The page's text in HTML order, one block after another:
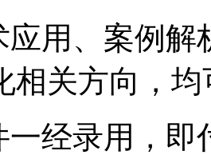
应用、案例
相关方向，
一经录用，